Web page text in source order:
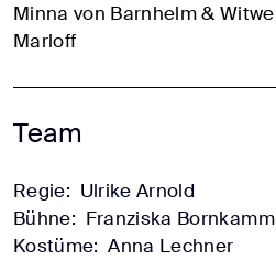
Minna von Barnhelm & Witwe
Marloff
Team
Regie: Ulrike Arnold
Bühne: Franziska Bornkamm
Kostüme: Anna Lechner